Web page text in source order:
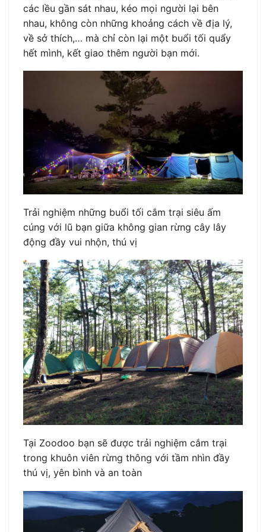
các lều gần sát nhau, kéo mọi người lại bên
nhau, không còn những khoảng cách về địa lý,
về sở thích,… mà chỉ còn lại một buổi tối quẩy
hết mình, kết giao thêm người bạn mới.
Trải nghiệm những buổi tối cắm trại siêu ấm
cúng với lũ bạn giữa không gian rừng cây lây
động đầy vui nhộn, thú vị
Tại Zoodoo bạn sẽ được trải nghiệm cắm trại
trong khuôn viên rừng thông với tầm nhìn đầy
thú vị, yên bình và an toàn